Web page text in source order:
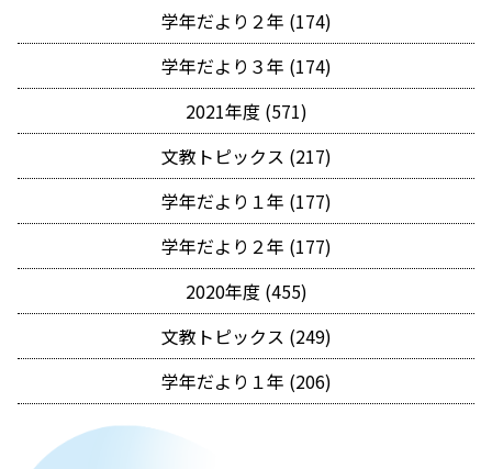
学年だより２年 (174)
学年だより３年 (174)
2021年度 (571)
文教トピックス (217)
学年だより１年 (177)
学年だより２年 (177)
2020年度 (455)
文教トピックス (249)
学年だより１年 (206)